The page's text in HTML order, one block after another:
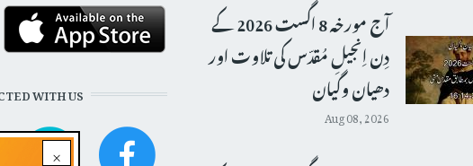
×
آج مورخہ 8 اگست 2026 کے
دِن اِنجیلِ مُقدّس کی تلاوت اور
دھیان وگیان
Aug 08, 2026
WITH US!